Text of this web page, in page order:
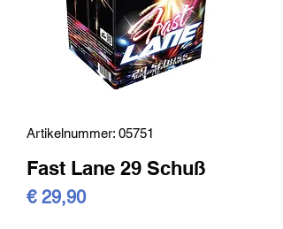
Artikelnummer: 05751
Fast Lane 29 Schuß
€ 29,90Preis